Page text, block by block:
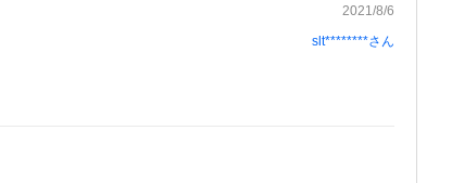
2021/8/6
slt********さん